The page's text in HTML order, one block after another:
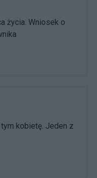
życia. Wniosek o
kobietę. Jeden z